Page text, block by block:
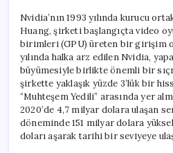
Nvidia’nın 1993 yılında kurucu
Huang, şirketi başlangıçta video
birimleri (GPU) üreten bir girişim
yılında halka arz edilen Nvidia,
büyümesiyle birlikte önemli bir
şirkette yaklaşık yüzde 3’lük bir
“Muhteşem Yedili” arasında yer
2020’de 4,7 milyar dolara ulaşan
döneminde 151 milyar dolara
doları aşarak tarihi bir seviyeye